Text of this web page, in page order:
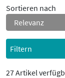
Sortieren nach
Filtern
27 Artikel